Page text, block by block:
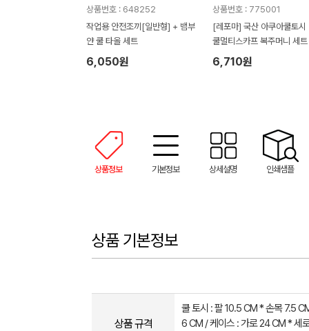
상품번호 : 648252
작업용 안전조끼[일반형] + 뱀부
얀 쿨 타올 세트
6,050원
상품번호 : 775001
[레포마] 국산 아쿠아쿨토시
쿨멀티스카프 복주머니 세트
6,710원
상품정보 기본정보 상세설명 인쇄샘플
상품 기본정보
상품 규격
쿨 토시 : 팔 10.5 CM * 손목 7.5
6 CM / 케이스 : 가로 24 CM * 세